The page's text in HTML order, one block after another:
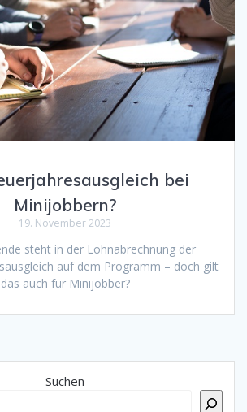
bei
Minijobbern?
19. November 2023
steht in der Lohnabrechnung der
auf dem Programm – doch gilt
das auch für Minijobber?
Suchen